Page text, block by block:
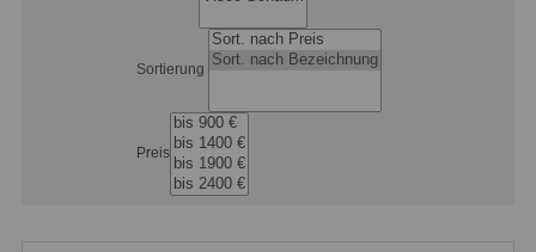
Sortierung
Preis